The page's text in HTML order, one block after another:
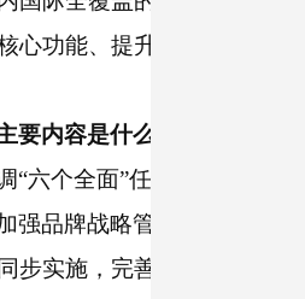
心功能、提升核心竞争力
要内容是什么。
“六个全面”任务举措，指
强品牌战略管理，推进品
步实施，完善品牌战略闭